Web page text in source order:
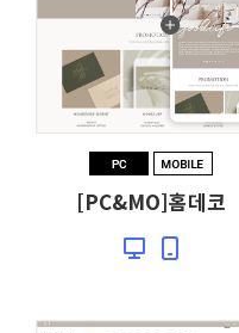
[PC&MO]홈데코